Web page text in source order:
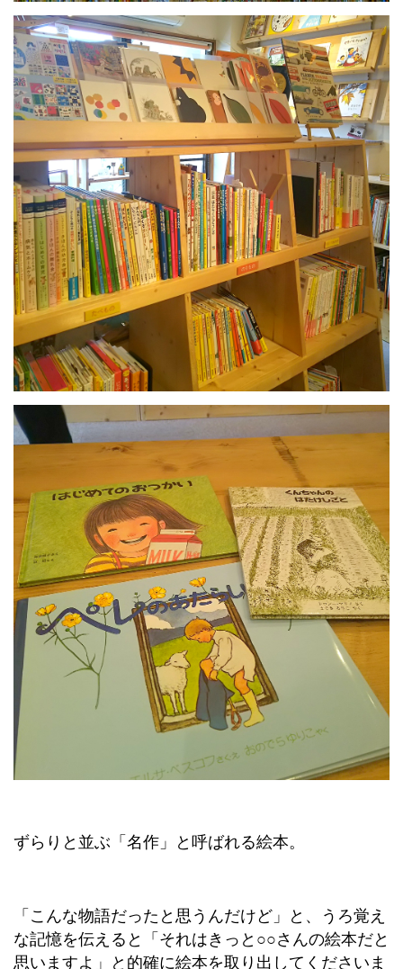
ずらりと並ぶ「名作」と呼ばれる絵本。
「こんな物語だったと思うんだけど」と、うろ覚え
な記憶を伝えると「それはきっと○○さんの絵本だと
思いますよ」と的確に絵本を取り出してくださいま